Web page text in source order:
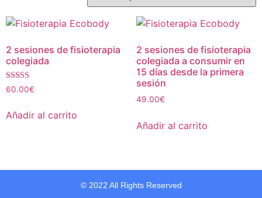
2 sesiones de fisioterapia
colegiada
Valorado con
5.00
60.00€
Añadir al carrito
2 sesiones de fisioterapia
colegiada a consumir en
15 días desde la primera
sesión
49.00€
Añadir al carrito
© 2022 All Rights Reserved